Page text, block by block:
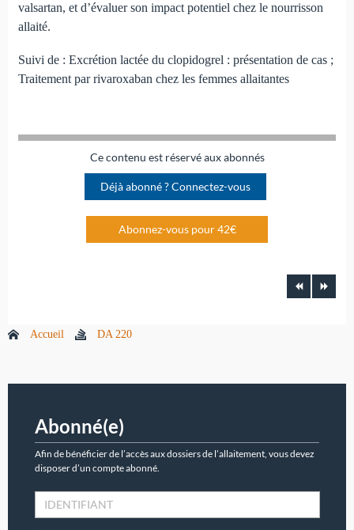
valsartan, et d’évaluer son impact potentiel chez le nourrisson
allaité.
Suivi de : Excrétion lactée du clopidogrel : présentation de cas ;
Traitement par rivaroxaban chez les femmes allaitantes
Ce contenu est réservé aux abonnés
Déjà abonné ? Connectez-vous
Abonnez-vous pour 42€
Accueil DA 220
Abonné(e)
Afin de bénéficier de l’accès aux dossiers de l’allaitement, vous devez
disposer d’un compte abonné.